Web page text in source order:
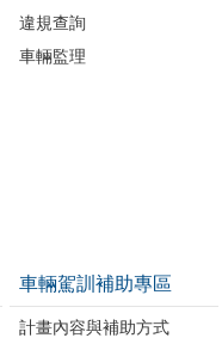
違規查詢
車輛監理
車輛駕訓補助專區
計畫內容與補助方式